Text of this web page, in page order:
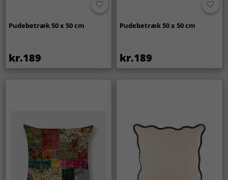
Pudebetræk 50 x 50 cm
kr.189
Pudebetræk 50 x 50 cm
kr.189